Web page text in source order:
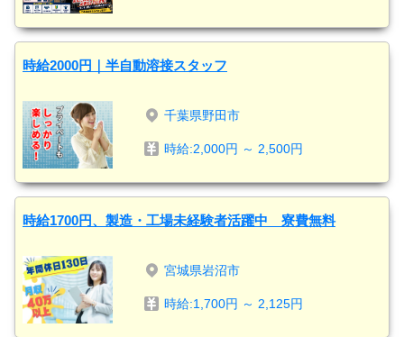
時給2000円｜半自動溶接スタッフ
千葉県野田市
時給:2,000円 ～ 2,500円
時給1700円、製造・工場未経験者活躍中 寮費無料
宮城県岩沼市
時給:1,700円 ～ 2,125円